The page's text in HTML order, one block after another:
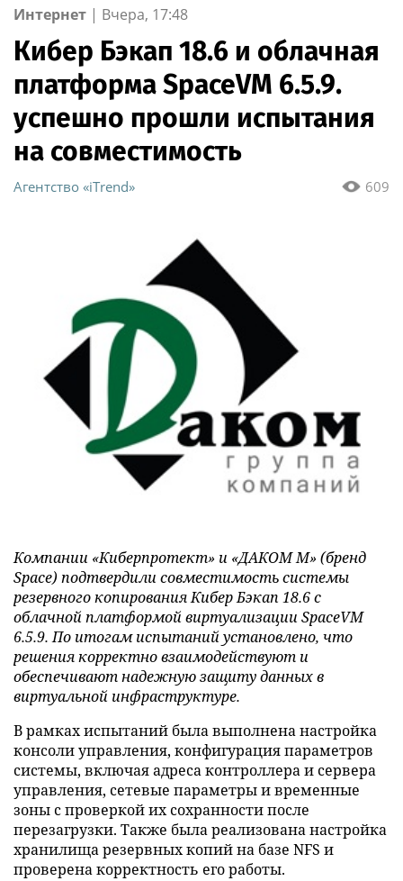
Интернет | Вчера, 17:48
Кибер Бэкап 18.6 и облачная
платформа SpaceVM 6.5.9.
успешно прошли испытания
на совместимость
609
Агентство «iTrend»
Компании «Киберпротект» и «ДАКОМ М» (бренд
Space) подтвердили совместимость системы
резервного копирования Кибер Бэкап 18.6 с
облачной платформой виртуализации SpaceVM
6.5.9. По итогам испытаний установлено, что
решения корректно взаимодействуют и
обеспечивают надежную защиту данных в
виртуальной инфраструктуре.
В рамках испытаний была выполнена настройка
консоли управления, конфигурация параметров
системы, включая адреса контроллера и сервера
управления, сетевые параметры и временные
зоны с проверкой их сохранности после
перезагрузки. Также была реализована настройка
хранилища резервных копий на базе NFS и
проверена корректность его работы.